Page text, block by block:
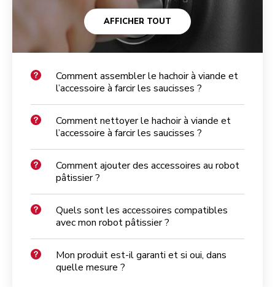
AFFICHER TOUT
Comment assembler le hachoir à viande et
l’accessoire à farcir les saucisses ?
Comment nettoyer le hachoir à viande et
l’accessoire à farcir les saucisses ?
Comment ajouter des accessoires au robot
pâtissier ?
Quels sont les accessoires compatibles
avec mon robot pâtissier ?
Mon produit est-il garanti et si oui, dans
quelle mesure ?